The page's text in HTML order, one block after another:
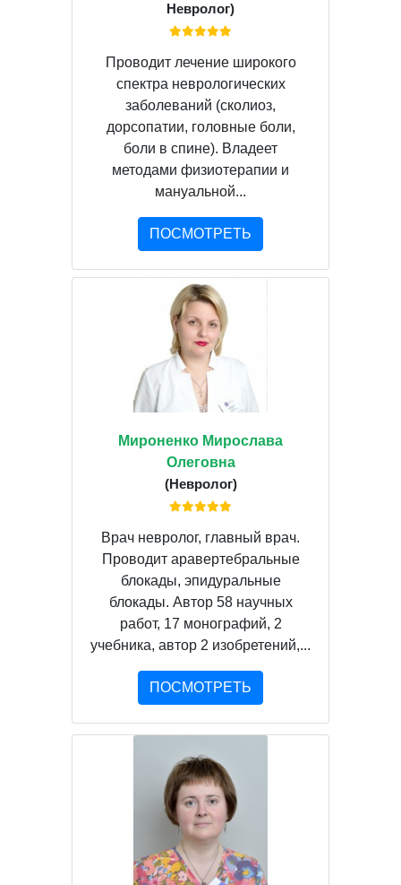
Невролог)
Проводит лечение широкого
спектра неврологических
заболеваний (сколиоз,
дорсопатии, головные боли,
боли в спине). Владеет
методами физиотерапии и
мануальной...
ПОСМОТРЕТЬ
Мироненко Мирослава
Олеговна
(Невролог)
Врач невролог, главный врач.
Проводит аравертебральные
блокады, эпидуральные
блокады. Автор 58 научных
работ, 17 монографий, 2
учебника, автор 2 изобретений,...
ПОСМОТРЕТЬ